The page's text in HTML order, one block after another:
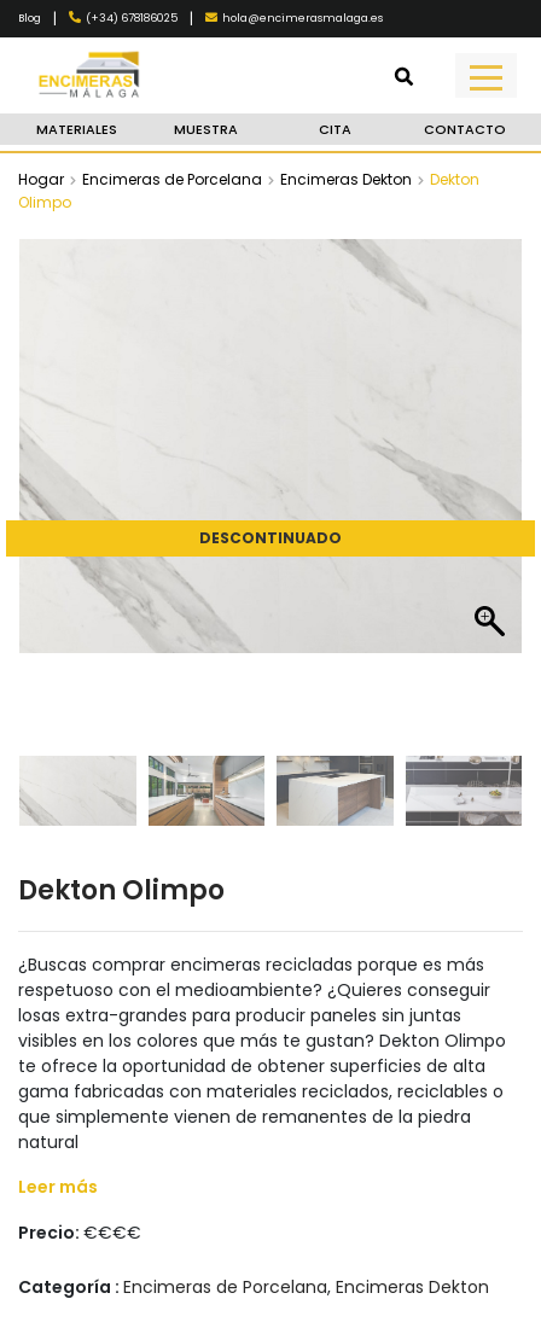
Blog | (+34) 678186025 | hola@encimerasmalaga.es
MATERIALES MUESTRA CITA CONTACTO
Hogar Encimeras de Porcelana Encimeras Dekton
Dekton
Olimpo
DESCONTINUADO
Dekton Olimpo
¿Buscas comprar encimeras recicladas porque es más
respetuoso con el medioambiente? ¿Quieres conseguir
losas extra-grandes para producir paneles sin juntas
visibles en los colores que más te gustan? Dekton Olimpo
te ofrece la oportunidad de obtener superficies de alta
gama fabricadas con materiales reciclados, reciclables o
que simplemente vienen de remanentes de la piedra
natural
Leer más
Precio: €€€€
Categoría : Encimeras de Porcelana, Encimeras Dekton